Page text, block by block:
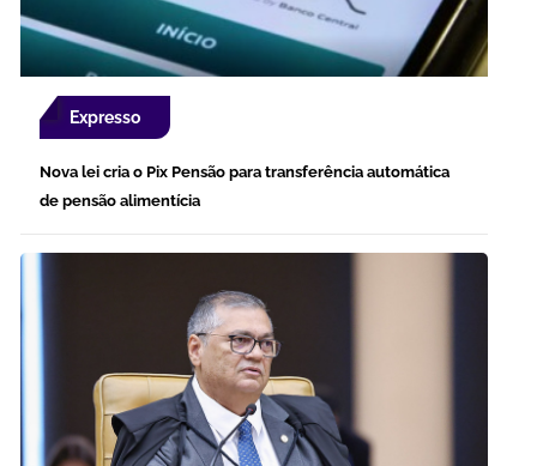
Expresso
Nova lei cria o Pix Pensão para transferência automática
de pensão alimentícia